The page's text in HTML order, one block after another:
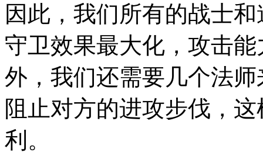
因此，我们所有的战士
守卫效果最大化，攻击
外，我们还需要几个法
阻止对方的进攻步伐，
利。